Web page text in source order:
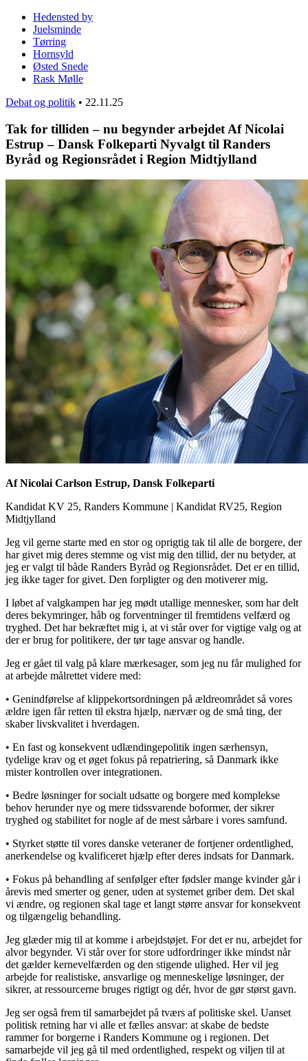
Hedensted by
Juelsminde
Tørring
Hornsyld
Østed Snede
Rask Mølle
Debat og politik • 22.11.25
Tak for tilliden – nu begynder arbejdet Af Nicolai
Estrup – Dansk Folkeparti Nyvalgt til Randers
Byråd og Regionsrådet i Region Midtjylland
Af Nicolai Carlson Estrup, Dansk Folkeparti
Kandidat KV 25, Randers Kommune | Kandidat RV25, Region
Midtjylland
Jeg vil gerne starte med en stor og oprigtig tak til alle de borgere, der
har givet mig deres stemme og vist mig den tillid, der nu betyder, at
jeg er valgt til både Randers Byråd og Regionsrådet. Det er en tillid,
jeg ikke tager for givet. Den forpligter og den motiverer mig.
I løbet af valgkampen har jeg mødt utallige mennesker, som har delt
deres bekymringer, håb og forventninger til fremtidens velfærd og
tryghed. Det har bekræftet mig i, at vi står over for vigtige valg og at
der er brug for politikere, der tør tage ansvar og handle.
Jeg er gået til valg på klare mærkesager, som jeg nu får mulighed for
at arbejde målrettet videre med:
• Genindførelse af klippekortsordningen på ældreområdet så vores
ældre igen får retten til ekstra hjælp, nærvær og de små ting, der
skaber livskvalitet i hverdagen.
• En fast og konsekvent udlændingepolitik ingen særhensyn,
tydelige krav og et øget fokus på repatriering, så Danmark ikke
mister kontrollen over integrationen.
• Bedre løsninger for socialt udsatte og borgere med komplekse
behov herunder nye og mere tidssvarende boformer, der sikrer
tryghed og stabilitet for nogle af de mest sårbare i vores samfund.
• Styrket støtte til vores danske veteraner de fortjener ordentlighed,
anerkendelse og kvalificeret hjælp efter deres indsats for Danmark.
• Fokus på behandling af senfølger efter fødsler mange kvinder går i
årevis med smerter og gener, uden at systemet griber dem. Det skal
vi ændre, og regionen skal tage et langt større ansvar for konsekvent
og tilgængelig behandling.
Jeg glæder mig til at komme i arbejdstøjet. For det er nu, arbejdet for
alvor begynder. Vi står over for store udfordringer ikke mindst når
det gælder kernevelfærden og den stigende ulighed. Her vil jeg
arbejde for realistiske, ansvarlige og menneskelige løsninger, der
sikrer, at ressourcerne bruges rigtigt og dér, hvor de gør størst gavn.
Jeg ser også frem til samarbejdet på tværs af politiske skel. Uanset
politisk retning har vi alle et fælles ansvar: at skabe de bedste
rammer for borgerne i Randers Kommune og i regionen. Det
samarbejde vil jeg gå til med ordentlighed, respekt og viljen til at